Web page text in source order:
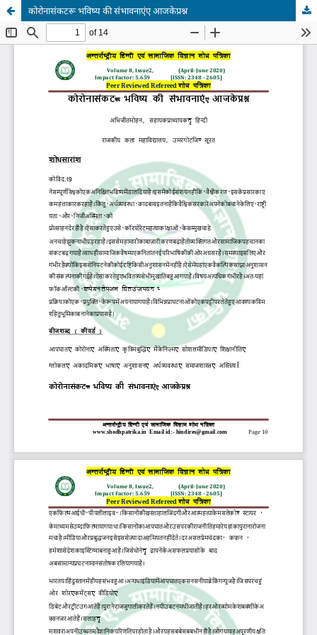
कोरोनासंकटरू भविष्य की संभावनाएंए आजकेप्रश्न